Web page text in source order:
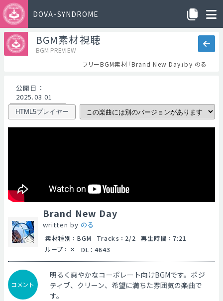
DOVA-SYNDROME
BGM素材視聴
BGM PREVIEW
フリーBGM素材「Brand New Day」by のる
公開日 ：
2025.03.01
HTML5プレイヤー
Brand New Day
written by のる
素材種別 ： BGM Tracks ： 2/2 再生時間 ： 7:21
ループ ： DL ： 4643
コメント
明るく爽やかなコーポレート向けBGMです。ポジ
ティブ、クリーン、希望に満ちた雰囲気の楽曲で
す。